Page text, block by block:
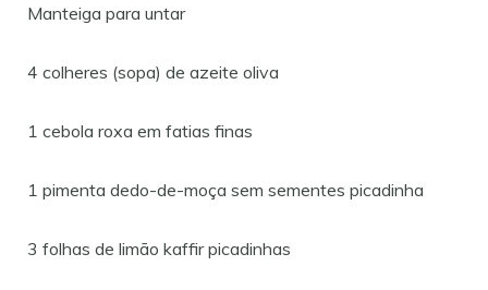
Manteiga para untar
4 colheres (sopa) de azeite oliva
1 cebola roxa em fatias finas
1 pimenta dedo-de-moça sem sementes picadinha
3 folhas de limão kaffir picadinhas